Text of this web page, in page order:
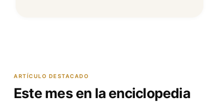
ARTÍCULO DESTACADO
Este mes en la enciclopedia